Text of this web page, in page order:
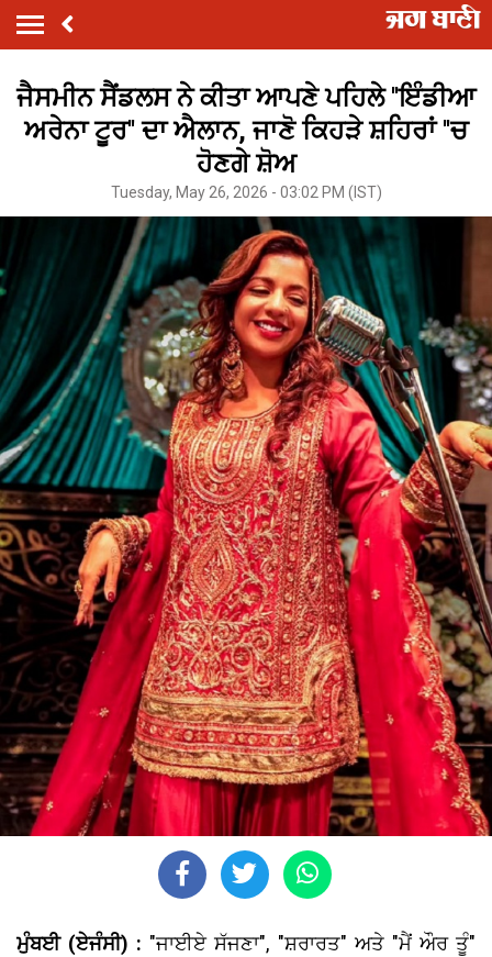
ਜੈਸਮੀਨ ਸੈਂਡਲਸ ਨੇ ਕੀਤਾ ਆਪਣੇ ਪਹਿਲੇ ''ਇੰਡੀਆ
ਅਰੇਨਾ ਟੂਰ'' ਦਾ ਐਲਾਨ, ਜਾਣੋ ਕਿਹੜੇ ਸ਼ਹਿਰਾਂ ''ਚ
ਹੋਣਗੇ ਸ਼ੋਅ
Tuesday, May 26, 2026 - 03:02 PM (IST)
ਮੁੰਬਈ (ਏਜੰਸੀ) : "ਜਾਈਏ ਸੱਜਣਾ", "ਸ਼ਰਾਰਤ" ਅਤੇ "ਮੈਂ ਔਰ ਤੂੰ"